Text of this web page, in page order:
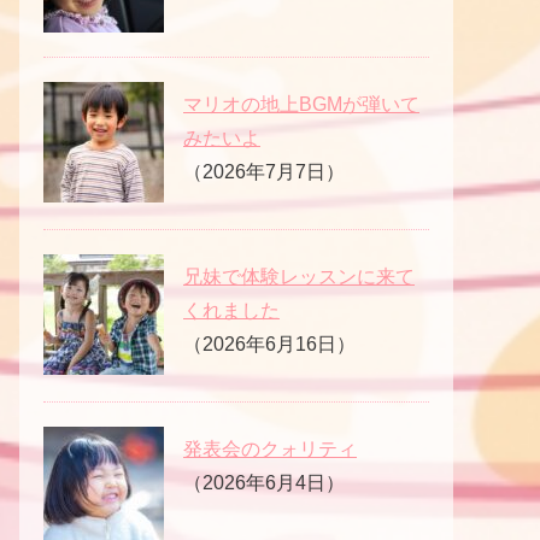
マリオの地上BGMが弾いて
みたいよ
（2026年7月7日）
兄妹で体験レッスンに来て
くれました
（2026年6月16日）
発表会のクォリティ
（2026年6月4日）